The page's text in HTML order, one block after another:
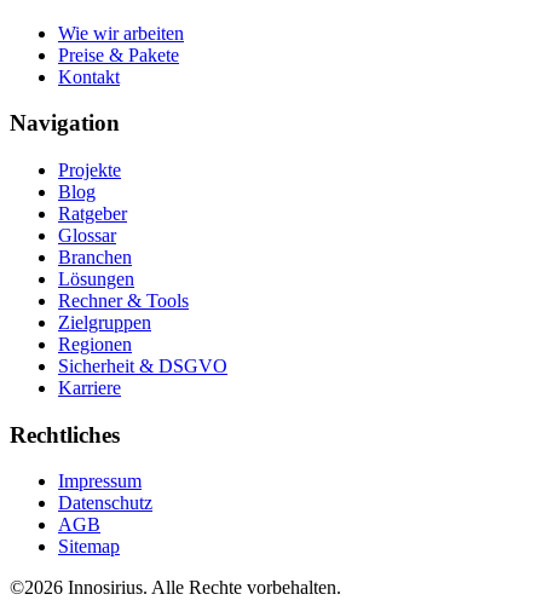
Wie wir arbeiten
Preise & Pakete
Kontakt
Navigation
Projekte
Blog
Ratgeber
Glossar
Branchen
Lösungen
Rechner & Tools
Zielgruppen
Regionen
Sicherheit & DSGVO
Karriere
Rechtliches
Impressum
Datenschutz
AGB
Sitemap
©2026 Innosirius. Alle Rechte vorbehalten.